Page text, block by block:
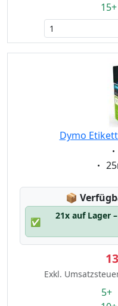
Dymo
📦
✅
21x auf Lager
Exkl.
5+